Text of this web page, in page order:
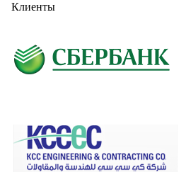
Клиенты